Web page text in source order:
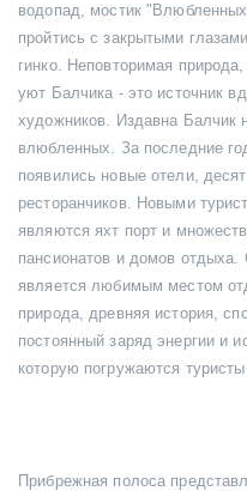
водопад, мостик
пройтись с закрытыми
гинко. Неповторимая
уют Балчика - это источник
художников. Издавна Балчик
влюбленных. За последние
появились новые отели,
ресторанчиков. Новыми
являются яхт порт и
пансионатов и домов
является любимым местом
природа, древняя история,
постоянный заряд энергии и
которую погружаются туристы
Прибрежная полоса